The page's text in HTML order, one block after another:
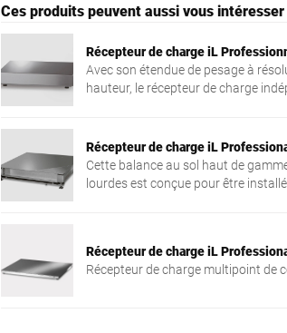
Ces produits peuvent aussi vous intéresser
Récepteur de charge iL
Avec son étendue de pesage à
hauteur, le récepteur de charge
Récepteur de charge iL
Cette balance au sol haut de
lourdes est conçue pour être
Récepteur de charge iL
Récepteur de charge multipoint de